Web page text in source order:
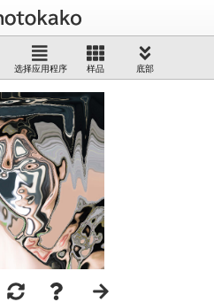
选择应用程序 样品 底部